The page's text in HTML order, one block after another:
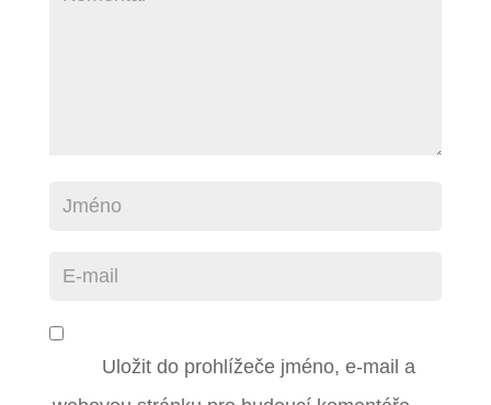
Uložit do prohlížeče jméno, e-mail a